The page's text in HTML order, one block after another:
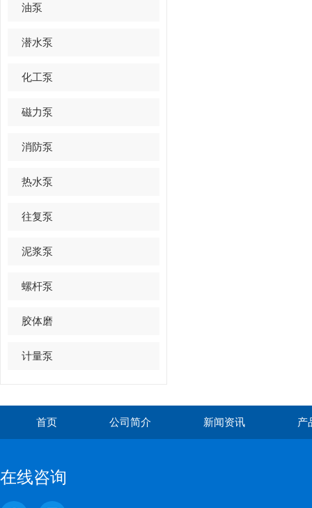
油泵
潜水泵
化工泵
磁力泵
消防泵
热水泵
往复泵
泥浆泵
螺杆泵
胶体磨
计量泵
首页 公司简介 新闻资讯 产
在线咨询